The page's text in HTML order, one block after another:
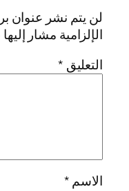
لن يتم نشر عنوان
الإلزامية مشار إليها
التعليق *
الاسم*